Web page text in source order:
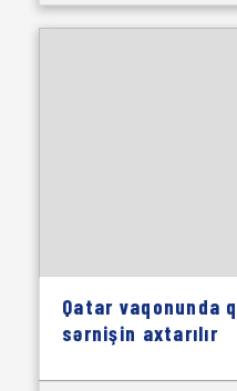
Qatar vaqonunda
sərnişin axtarılır